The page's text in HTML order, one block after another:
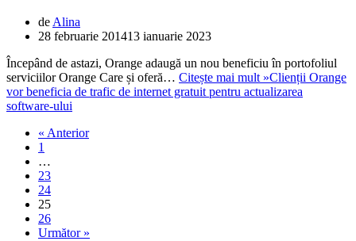
de Alina
28 februarie 201413 ianuarie 2023
Începând de astazi, Orange adaugă un nou beneficiu în portofoliul
serviciilor Orange Care și oferă… Citește mai mult »Clienții Orange
vor beneficia de trafic de internet gratuit pentru actualizarea
software-ului
« Anterior
1
…
23
24
25
26
Următor »